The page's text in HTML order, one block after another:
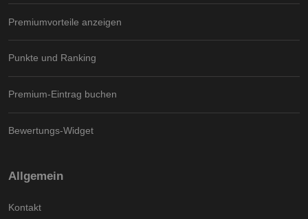
Premiumvorteile anzeigen
Punkte und Ranking
Premium-Eintrag buchen
Bewertungs-Widget
Allgemein
Kontakt